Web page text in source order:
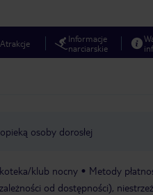
Atrakcje
Informacje
narciarskie
osoby dorosłej
klub nocny
Metody
od dostępności),